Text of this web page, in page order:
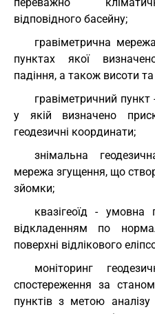
відповідного басейну;
гравіметрична
пунктах якої
падіння, а також висоти
гравіметричний пункт
у якій визначено
геодезичні координати;
знімальна
мережа згущення, що
зйомки;
квазігеоїд -
відкладенням по
поверхні відлікового
моніторинг
спостереження за
пунктів з метою аналізу